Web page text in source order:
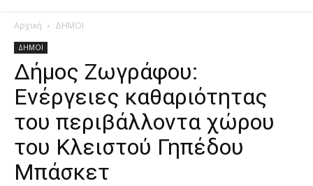
Αρχική ΔΗΜΟΙ
ΔΗΜΟΙ
Δήμος Ζωγράφου:
Ενέργειες καθαριότητας
του περιβάλλοντα χώρου
του Κλειστού Γηπέδου
Μπάσκετ